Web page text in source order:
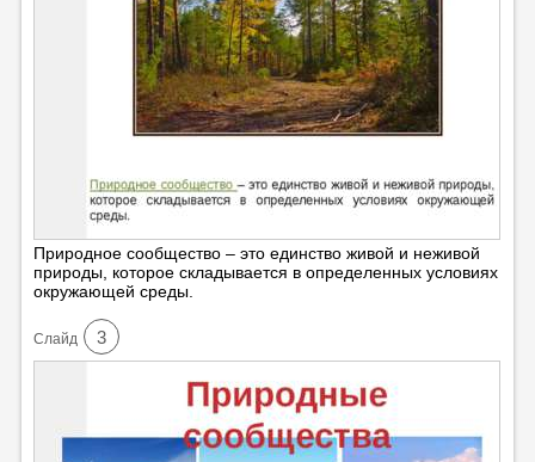
Природное сообщество – это единство живой и неживой
природы, которое складывается в определенных условиях
окружающей среды.
Cлайд 3